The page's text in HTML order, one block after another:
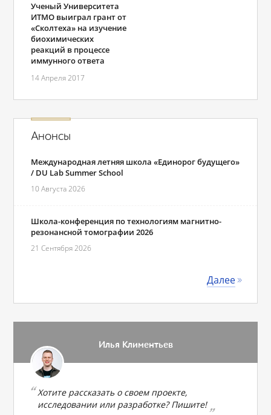
Ученый Университета
ИТМО выиграл грант от
«Сколтеха» на изучение
биохимических
реакций в процессе
иммунного ответа
14 Апреля 2017
Анонсы
Международная летняя школа «Единорог будущего»
/ DU Lab Summer School
10 Августа 2026
Школа-конференция по технологиям магнитно-
резонансной томографии 2026
21 Сентября 2026
Далее
Илья Климентьев
Хотите рассказать о своем проекте,
исследовании или разработке? Пишите!